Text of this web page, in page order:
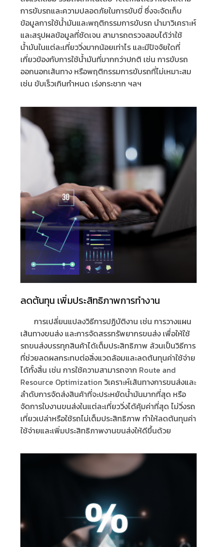
การขับรถและความปลอดภัยในการขับขี่ ซึ่งจะจัดเก็บ
ข้อมูลการใช้น้ำมันและพฤติกรรมการขับรถ นำมาวิเคราะห์
และสรุปผลข้อมูลที่ชัดเจน สามารถตรวจสอบได้ว่าใช้
น้ำมันในแต่ละเที่ยววิ่งมากน้อยเท่าไร และมีปัจจัยใดที่
เกี่ยวข้องกับการใช้น้ำมันที่มากกว่าปกติ เช่น การขับรถ
ออกนอกเส้นทาง หรือพฤติกรรมการขับรถที่ไม่เหมาะสม
เช่น ขับเร็วเกินกำหนด เร่งกระชาก ฯลฯ
ลดต้นทุน เพิ่มประสิทธิภาพการทำงาน
การเปลี่ยนแปลงวิธีการปฏิบัติงาน เช่น การวางแผน
เส้นทางขนส่ง และการจัดสรรทรัพยากรขนส่ง เพื่อให้ใช้
รถขนส่งบรรทุกสินค้าได้เต็มประสิทธิภาพ ล้วนเป็นวิธีการ
ที่ช่วยลดผลกระทบต่อสิ่งแวดล้อมและลดต้นทุนค่าใช้จ่าย
ได้ทั้งสิ้น เช่น การใช้ความสามารถจาก Route and
Resource Optimization วิเคราะห์เส้นทางการขนส่งและ
ลำดับการจัดส่งสินค้าที่จะประหยัดน้ำมันมากที่สุด หรือ
จัดการใบงานขนส่งในแต่ละเที่ยววิ่งได้คุ้มค่าที่สุด ไม่วิ่งรถ
เที่ยวเปล่าหรือใช้รถไม่เต็มประสิทธิภาพ ทำให้ลดต้นทุนค่า
ใช้จ่ายและเพิ่มประสิทธิภาพงานขนส่งให้ดีขึ้นด้วย